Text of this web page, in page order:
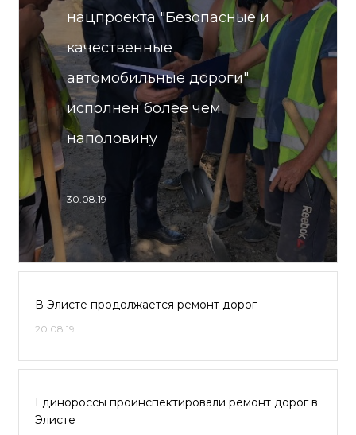
нацпроекта "Безопасные и
качественные
автомобильные дороги"
исполнен более чем
наполовину
30.08.19
В Элисте продолжается ремонт дорог
20.08.19
Единороссы проинспектировали ремонт дорог в
Элисте